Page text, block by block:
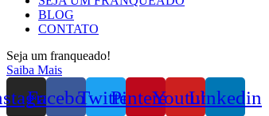
BLOG
CONTATO
Seja um franqueado!
Saiba Mais
FacebookTwitterPinterestYoutubeLinkedin